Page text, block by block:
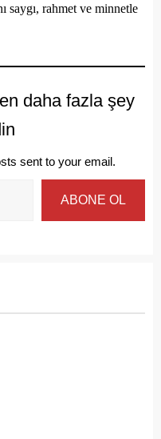
saygı, rahmet ve minnetle
daha fazla şey
sent to your email.
ABONE OL